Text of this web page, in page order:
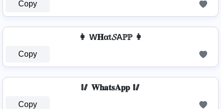
Copy
👩 W𝐇αt𝓢Aℙℙ 👩
Copy
🥢 𝐖𝐡𝐚𝐭𝐬𝐀𝐩𝐩 🥢
Copy